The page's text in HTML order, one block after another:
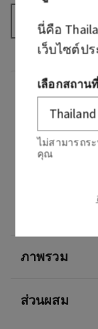
กลิ่น
กลิ่นหอมอย่า
ครีมมี่ที่ไม่อา
โน้ต: วานิลลา
ปาร์กลิง มะ
ภาพรวม
ส่วนผสม
นี่คือ
เว็บไซต์ป
เลือกสถานที่
ไม่สามารถร
คุณ